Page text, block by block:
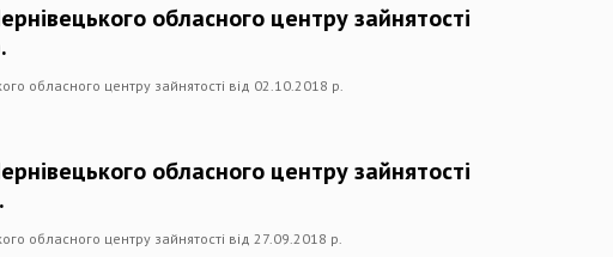
обласного центру зайнятості
обласного центру зайнятості від 02.10.2018 р.
обласного центру зайнятості
обласного центру зайнятості від 27.09.2018 р.